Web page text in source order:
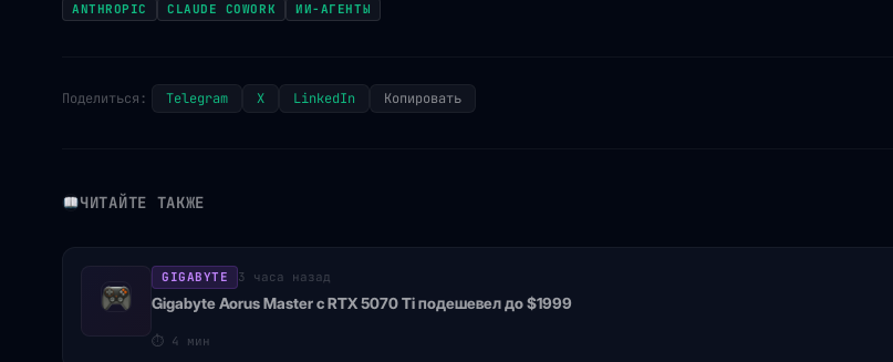
ANTHROPIC CLAUDE COWORK ИИ-АГЕНТЫ
Поделиться: Telegram X LinkedIn Копировать
ЧИТАЙТЕ ТАКЖЕ
GIGABYTE 3 часа назад
Gigabyte Aorus Master с RTX 5070 Ti подешевел до $1999
⏱ 4 мин